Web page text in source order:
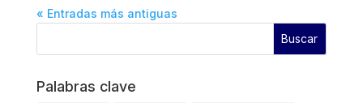
« Entradas más antiguas
Palabras clave